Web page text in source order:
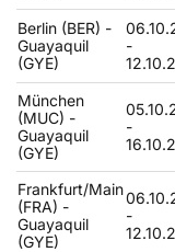
Berlin (BER) -
Guayaquil
(GYE)
-
München
(MUC) -
Guayaquil
(GYE)
-
Frankfurt/Main
(FRA) -
Guayaquil
(GYE)
-